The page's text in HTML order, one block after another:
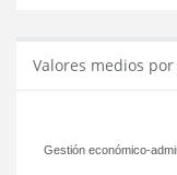
Valores medios
Gestión económico-